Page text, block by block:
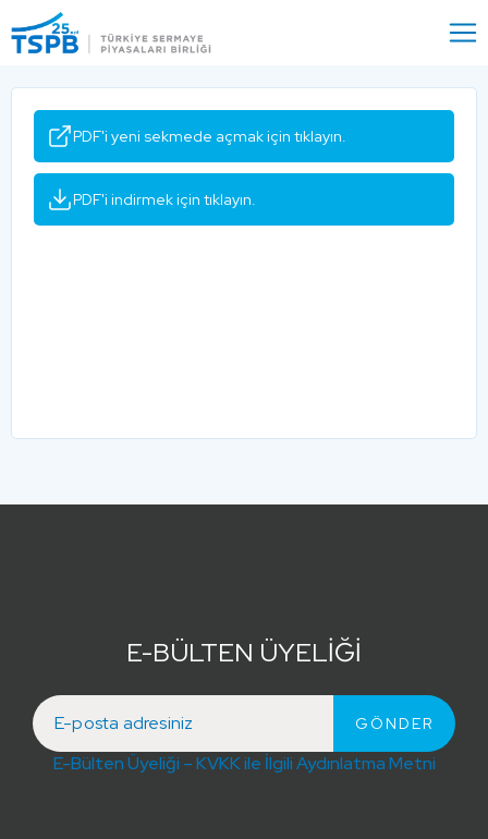
Close
PDF'i yeni sekmede açmak için tıklayın.
PDF'i indirmek için tıklayın.
E-BÜLTEN ÜYELİĞİ
E-Bülten Üyeliği – KVKK ile İlgili Aydınlatma Metni